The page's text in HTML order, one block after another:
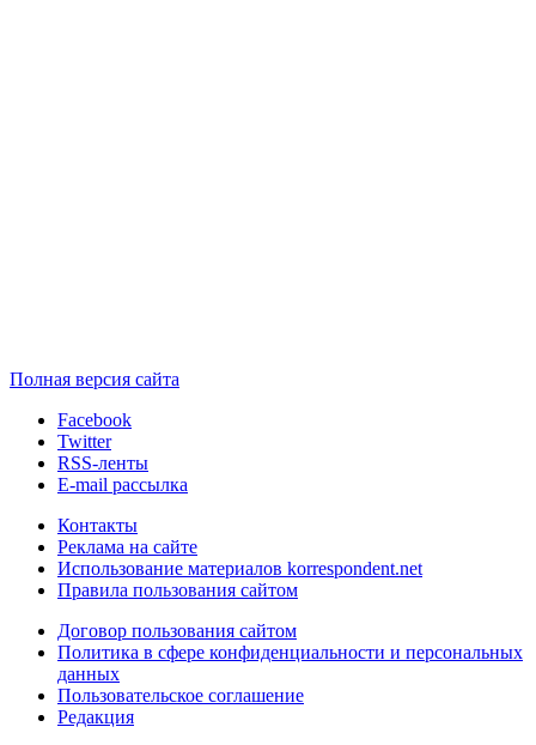
Полная версия сайта
Facebook
Twitter
RSS-ленты
E-mail рассылка
Контакты
Реклама на сайте
Использование материалов korrespondent.net
Правила пользования сайтом
Договор пользования сайтом
Политика в сфере конфиденциальности и персональных
данных
Пользовательское соглашение
Редакция